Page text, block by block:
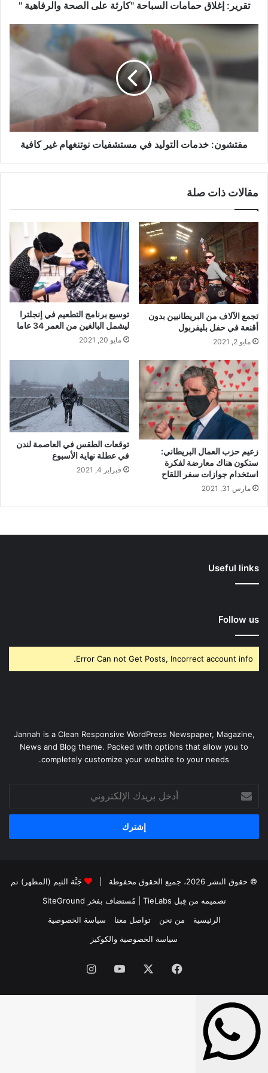
تقرير: إغلاق حمامات السباحة "كارثة على الصحة والرفاهية ''
مفتشون:
التوليد
مستشفيات
مفتشون: خدمات التوليد في مستشفيات نوتنغهام غير كافية
مقالات ذات صلة
تجمع الآلاف من البريطانيين بدون
أقنعة في حفل بليفربول
مايو 2, 2021
توسيع برنامج التطعيم في إنجلترا
ليشمل البالغين من العمر 34 عاما
مايو 20, 2021
زعيم حزب العمال البريطاني:
ستكون هناك معارضة لفكرة
استخدام جوازات سفر اللقاح
مارس 31, 2021
توقعات الطقس في العاصمة لندن
في عطلة نهاية الأسبوع
فبراير 4, 2021
Useful links
Follow us
Error Can not Get Posts, Incorrect account info.
Jannah is a Clean Responsive WordPress Newspaper, Magazine,
News and Blog theme. Packed with options that allow you to
completely customize your website to your needs.
بريدك
الإلكتروني
© حقوق النشر 2026، جميع الحقوق محفوظة |
جَنَّة الثيم (المظهر) تم
تصميمه من قِبل TieLabs
| مُستضاف بفخر SiteGround
الرئيسية
من نحن تواصل معنا
سياسة الخصوصية
سياسة الخصوصية والكوكيز
فيسبوك ‫YouTubeانستقرام